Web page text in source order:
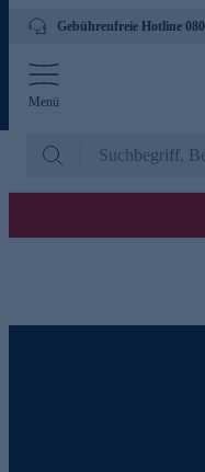
Gebührenfreie Hotline
Menü